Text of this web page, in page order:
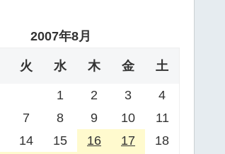
2007年8月
火 水 木 金 土
1 2 3
4
7 8 9 10
11
14 15 16 17
18